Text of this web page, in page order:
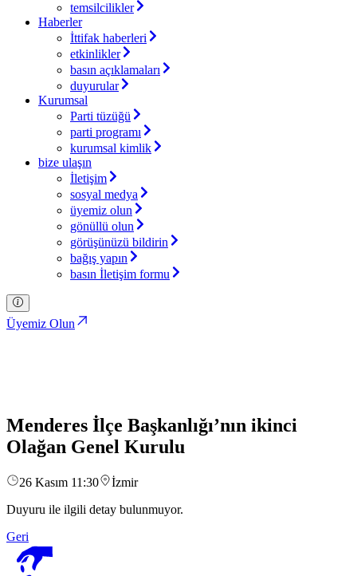
temsilcilikler
Haberler
İttifak haberleri
etkinlikler
basın açıklamaları
duyurular
Kurumsal
Parti tüzüğü
parti programı
kurumsal kimlik
bize ulaşın
İletişim
sosyal medya
üyemiz olun
gönüllü olun
görüşünüzü bildirin
bağış yapın
basın İletişim formu
Üyemiz Olun
Menderes İlçe Başkanlığı’nın ikinci
Olağan Genel Kurulu
26 Kasım 11:30
İzmir
Duyuru ile ilgili detay bulunmuyor.
Geri